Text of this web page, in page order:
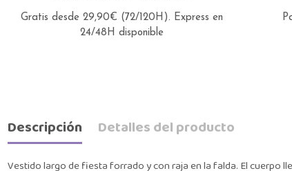
Gratis desde 29,90€ (72/120H). Express en
24/48H disponible
Descripción Detalles del producto
Vestido largo de fiesta forrado y con raja en la falda. El cuerpo